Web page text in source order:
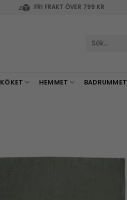
FRI FRAKT ÖVER 799 KR
Sök
KÖKET HEMMET BADRUMMET